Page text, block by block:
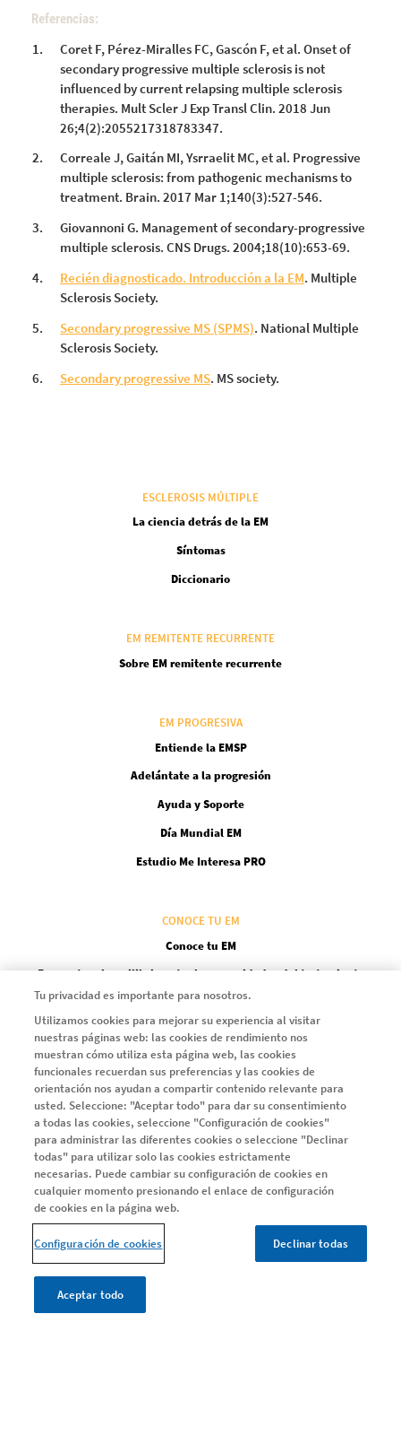
Referencias:
Coret F, Pérez-Miralles FC, Gascón F, et al. Onset of
secondary progressive multiple sclerosis is not
influenced by current relapsing multiple sclerosis
therapies. Mult Scler J Exp Transl Clin. 2018 Jun
26;4(2):2055217318783347.
Correale J, Gaitán MI, Ysrraelit MC, et al. Progressive
multiple sclerosis: from pathogenic mechanisms to
treatment. Brain. 2017 Mar 1;140(3):527-546.
Giovannoni G. Management of secondary-progressive
multiple sclerosis. CNS Drugs. 2004;18(10):653-69.
Recién diagnosticado. Introducción a la EM. Multiple
Sclerosis Society.
Secondary progressive MS (SPMS). National Multiple
Sclerosis Society.
Secondary progressive MS. MS society.
ESCLEROSIS MÚLTIPLE
La ciencia detrás de la EM
Síntomas
Diccionario
EM REMITENTE RECURRENTE
Sobre EM remitente recurrente
EM PROGRESIVA
Entiende la EMSP
Adelántate a la progresión
Ayuda y Soporte
Día Mundial EM
Estudio Me Interesa PRO
CONOCE TU EM
Conoce tu EM
Encuentra el equilibrio entre las necesidades del tratamiento
Una alta eficacia, de forma temprana
Fijarse objetivos en la EM
Defiéndete a ti mismo
SERIE EMMA
Serie EMMA
Capítulo 1
Tu privacidad es importante para nosotros.
Utilizamos cookies para mejorar su experiencia al visitar
nuestras páginas web: las cookies de rendimiento nos
muestran cómo utiliza esta página web, las cookies
funcionales recuerdan sus preferencias y las cookies de
orientación nos ayudan a compartir contenido relevante para
usted. Seleccione: "Aceptar todo" para dar su consentimiento
a todas las cookies, seleccione "Configuración de cookies"
para administrar las diferentes cookies o seleccione "Declinar
todas" para utilizar solo las cookies estrictamente
necesarias. Puede cambiar su configuración de cookies en
cualquier momento presionando el enlace de configuración
de cookies en la página web.
Configuración de cookies Declinar todas
Aceptar todo